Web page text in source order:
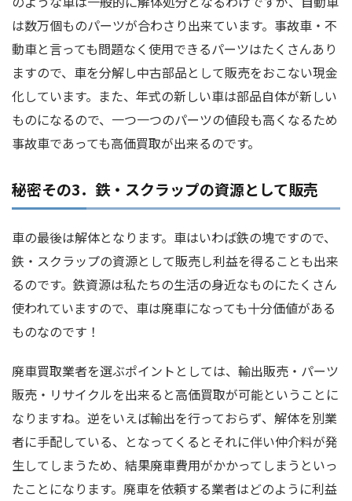
は数万個ものパーツが合わさり出来ています。事故車・不
動車と言っても問題なく使用できるパーツはたくさんあり
ますので、車を分解し中古部品として販売をおこない現金
化しています。また、年式の新しい車は部品自体が新しい
ものになるので、一つ一つのパーツの値段も高くなるため
事故車であっても高価買取が出来るのです。
秘密その3．鉄・スクラップの資源として販売
車の最後は解体となります。車はいわば鉄の塊ですので、
鉄・スクラップの資源として販売し利益を得ることも出来
るのです。鉄資源は私たちの生活の身近なものにたくさん
使われていますので、車は廃車になっても十分価値がある
ものなのです！
廃車買取業者を選ぶポイントとしては、輸出販売・パーツ
販売・リサイクルを出来ると高価買取が可能ということに
なりますね。逆をいえば輸出を行っておらず、解体を別業
者に手配している、となってくるとそれに伴い仲介料が発
生してしまうため、結果廃車費用がかかってしまうといっ
たことになります。廃車を依頼する業者はどのように利益